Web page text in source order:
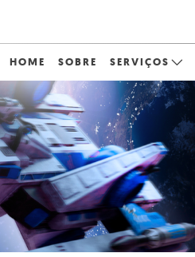
HOME SOBRE SERVIÇOS